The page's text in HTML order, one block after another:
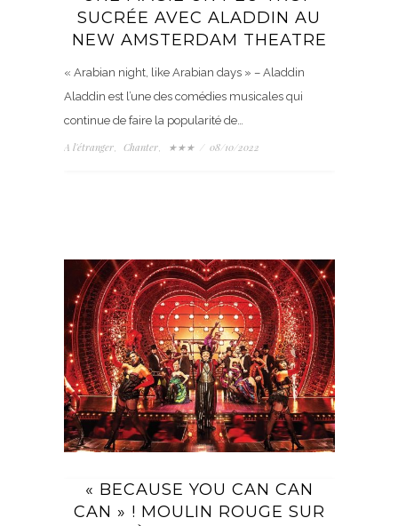
SUCRÉE AVEC ALADDIN AU
NEW AMSTERDAM THEATRE
« Arabian night, like Arabian days » – Aladdin
Aladdin est l’une des comédies musicales qui
continue de faire la popularité de…
A l'étranger, Chanter, ★★★ / 08/10/2022
« BECAUSE YOU CAN CAN
CAN » ! MOULIN ROUGE SUR